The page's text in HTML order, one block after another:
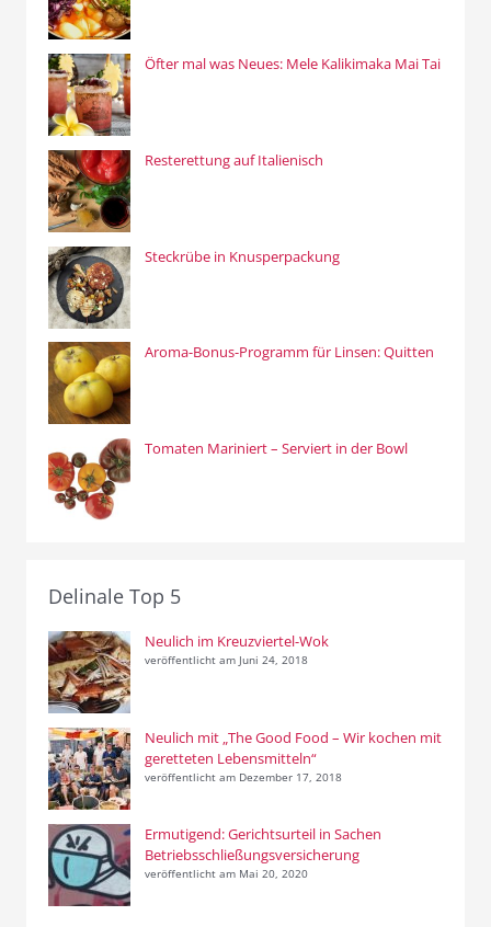
Öfter mal was Neues: Mele Kalikimaka Mai Tai
Resterettung auf Italienisch
Steckrübe in Knusperpackung
Aroma-Bonus-Programm für Linsen: Quitten
Tomaten Mariniert – Serviert in der Bowl
Delinale Top 5
Neulich im Kreuzviertel-Wok
veröffentlicht am Juni 24, 2018
Neulich mit „The Good Food – Wir kochen mit
geretteten Lebensmitteln“
veröffentlicht am Dezember 17, 2018
Ermutigend: Gerichtsurteil in Sachen
Betriebsschließungsversicherung
veröffentlicht am Mai 20, 2020